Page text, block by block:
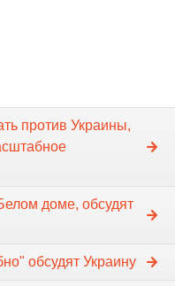
против Украины,
доме, обсудят
обсудят Украину